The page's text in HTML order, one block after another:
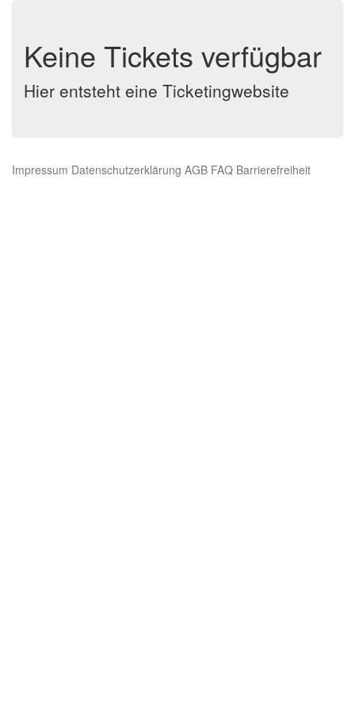
Keine Tickets verfügbar
Hier entsteht eine Ticketingwebsite
Impressum Datenschutzerklärung AGB FAQ Barrierefreiheit